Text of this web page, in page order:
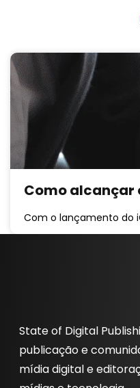
Como alcançar
Com o lançamento do
State of Digital
publicação e
mídia digital e